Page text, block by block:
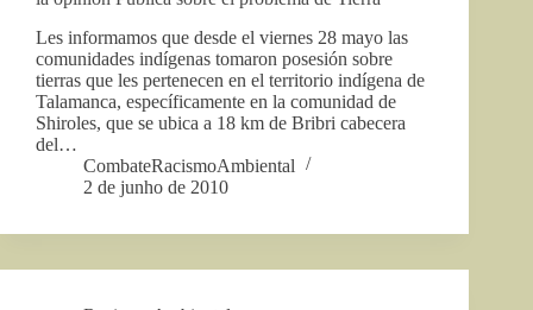
Les informamos que desde el viernes 28 mayo las
comunidades indígenas tomaron posesión sobre
tierras que les pertenecen en el territorio indígena de
Talamanca, específicamente en la comunidad de
Shiroles, que se ubica a 18 km de Bribri cabecera
del…
CombateRacismoAmbiental
2 de junho de 2010